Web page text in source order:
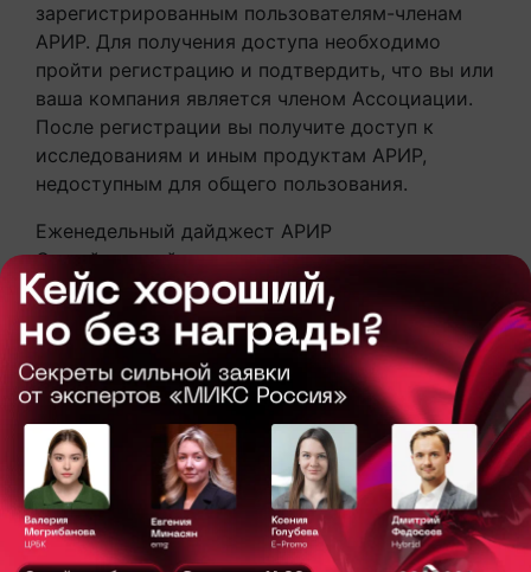
зарегистрированным пользователям-членам
АРИР. Для получения доступа необходимо
пройти регистрацию и подтвердить, что вы или
ваша компания является членом Ассоциации.
После регистрации вы получите доступ к
исследованиям и иным продуктам АРИР,
недоступным для общего пользования.
Еженедельный дайджест АРИР
Самый свежий контент, календари
индустриальных мероприятий и главные
материалы для специалистов рекламной
индустрии в одном месте.
Подписаться
+7 (495) 662-39-88
add@interactivead.ru
Найти
Главная/Новости/
Иишница: Кто реально